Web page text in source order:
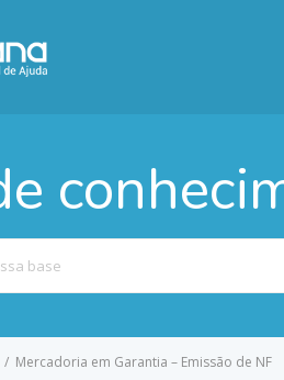
Mercadoria em Garantia – Emissão de NF